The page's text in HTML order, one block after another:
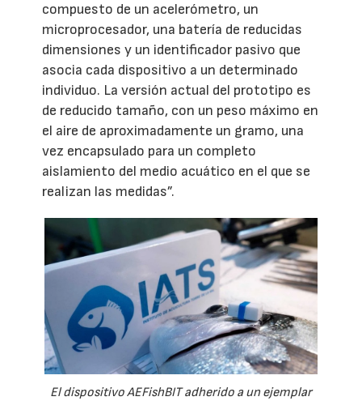
compuesto de un acelerómetro, un
microprocesador, una batería de reducidas
dimensiones y un identificador pasivo que
asocia cada dispositivo a un determinado
individuo. La versión actual del prototipo es
de reducido tamaño, con un peso máximo en
el aire de aproximadamente un gramo, una
vez encapsulado para un completo
aislamiento del medio acuático en el que se
realizan las medidas”.
El dispositivo AEFishBIT adherido a un ejemplar